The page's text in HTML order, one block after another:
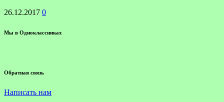
26.12.2017 0
Мы в Одноклассниках
Обратная связь
Написать нам